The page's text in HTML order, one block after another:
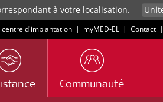
à votre localisation.
centre d'implantation | myMED‑EL | Contact |
Communauté